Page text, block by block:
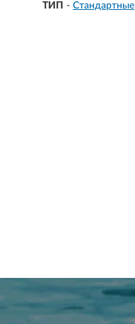
ТИП - Стандартные